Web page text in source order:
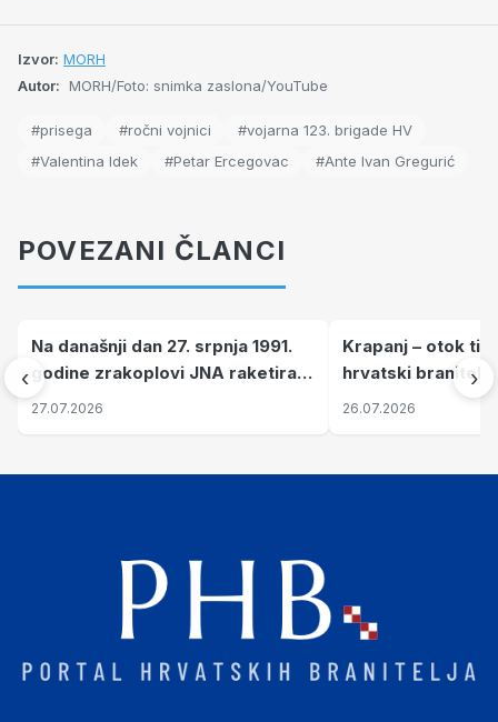
Izvor: MORH
Autor: MORH/Foto: snimka zaslona/YouTube
#prisega #ročni vojnici
#vojarna 123. brigade HV
#Valentina Idek
#Petar Ercegovac #Ante Ivan Gregurić
POVEZANI ČLANCI
‹
Na današnji dan 27. srpnja 1991.
godine zrakoplovi JNA raketirali
su vojarnu i obučni centar "Nikola
27.07.2026
Krapanj – otok
hrvatski branitelji
pronalaze mir
26.07.2026
›